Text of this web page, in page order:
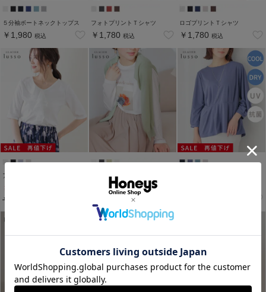
５分袖ボートネックトップス
￥1,980 税込
フォトプリントＴシャツ
￥1,780 税込
ロゴプリントＴシャツ
￥1,780 税込
アシメフリルトップス
￥1,780
￥2,480
フォトプリントＴシャツ
￥1,780 税込